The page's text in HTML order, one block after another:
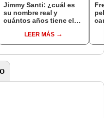
Jimmy Santi: ¿cuál es
su nombre real y
cuántos años tiene el
ola peruana?
LEER MÁS